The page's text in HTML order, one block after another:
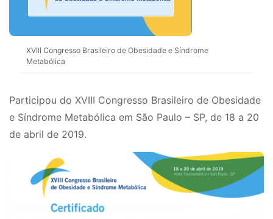
XVIII Congresso Brasileiro de Obesidade e Síndrome
Metabólica
Participou do XVIII Congresso Brasileiro de Obesidade
e Síndrome Metabólica em São Paulo – SP, de 18 a 20
de abril de 2019.